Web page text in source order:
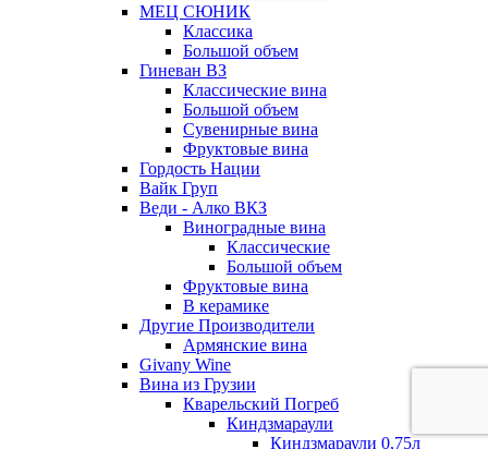
МЕЦ СЮНИК
Классика
Большой объем
Гиневан ВЗ
Классические вина
Большой объем
Сувенирные вина
Фруктовые вина
Гордость Нации
Вайк Груп
Веди - Алко ВКЗ
Виноградные вина
Классические
Большой объем
Фруктовые вина
В керамике
Другие Производители
Армянские вина
Givany Wine
Вина из Грузии
Кварельский Погреб
Киндзмараули
Киндзмараули 0,75л